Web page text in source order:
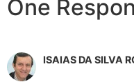
One
ISAIAS DA SILVA